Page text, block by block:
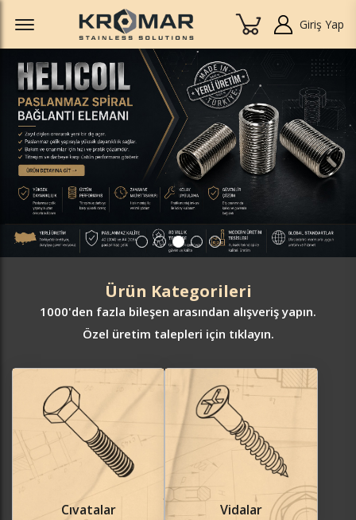
Offcanvas Menu Open
Giriş Yap
Ürün Kategorileri
1000'den fazla bileşen arasından alışveriş yapın.
Özel üretim talepleri için tıklayın.
Cıvatalar Vidalar